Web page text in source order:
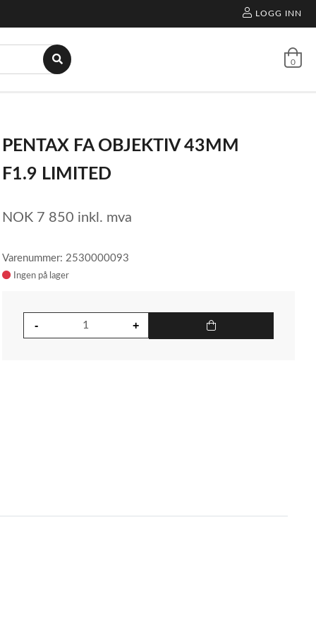
LOGG INN
0
PENTAX FA OBJEKTIV 43MM
F1.9 LIMITED
NOK 7 850 inkl. mva
Varenummer: 2530000093
Ingen på lager